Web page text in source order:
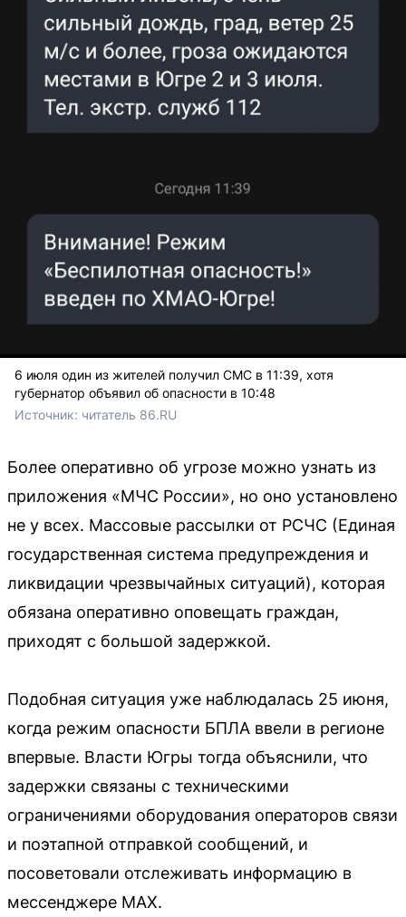
6 июля один из жителей получил СМС в 11:39, хотя
губернатор объявил об опасности в 10:48
Источник: читатель 86.RU
Более оперативно об угрозе можно узнать из
приложения «МЧС России», но оно установлено
не у всех. Массовые рассылки от РСЧС (Единая
государственная система предупреждения и
ликвидации чрезвычайных ситуаций), которая
обязана оперативно оповещать граждан,
приходят с большой задержкой.
Подобная ситуация уже наблюдалась 25 июня,
когда режим опасности БПЛА ввели в регионе
впервые. Власти Югры тогда объяснили, что
задержки связаны с техническими
ограничениями оборудования операторов связи
и поэтапной отправкой сообщений, и
посоветовали отслеживать информацию в
мессенджере MAX.